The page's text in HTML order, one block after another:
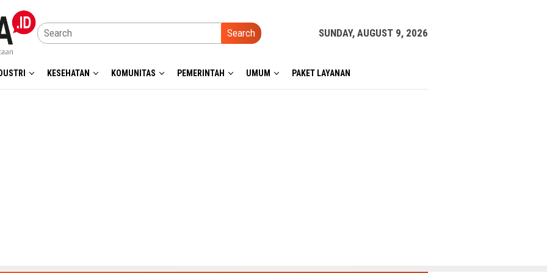
Search SUNDAY, AUGUST 9, 2026
KESEHATAN KOMUNITAS PEMERINTAH UMUM PAKET LAYANAN